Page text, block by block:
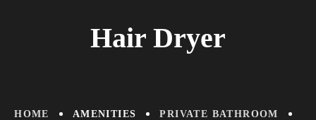
Hair Dryer
HOME AMENITIES
PRIVATE BATHROOM